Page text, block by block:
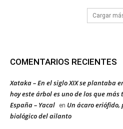
Cargar
COMENTARIOS RECIENTES
Xataka – En el siglo XIX se plantaba
hoy este árbol es uno de los que
España – Yacal
en Un ácaro
biológico del ailanto